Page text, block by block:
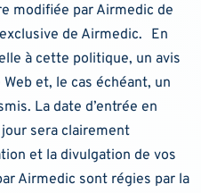
modifiée par Airmedic de
de Airmedic. En
à cette politique, un avis
et, le cas échéant, un
La date d’entrée en
sera clairement
et la divulgation de vos
Airmedic sont régies par la